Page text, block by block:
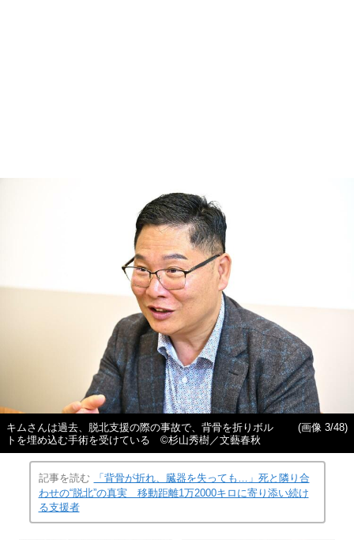
キムさんは過去、脱北支援の際の事故で、背骨を折りボル
トを埋め込む手術を受けている ©️杉山秀樹／文藝春秋
(画像 3/48)
記事を読む
「背骨が折れ、臓器を失っても…」死と隣り合
わせの“脱北”の真実 移動距離1万2000キロに寄り添い続け
る支援者